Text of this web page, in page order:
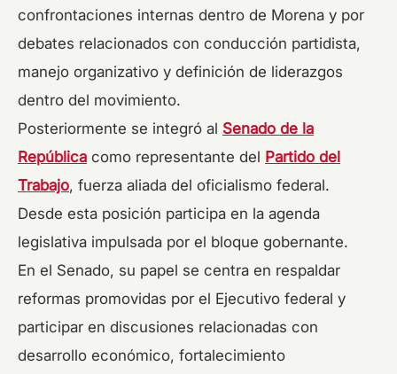
confrontaciones internas dentro de Morena y por
debates relacionados con conducción partidista,
manejo organizativo y definición de liderazgos
dentro del movimiento.
Posteriormente se integró al Senado de la
República como representante del Partido del
Trabajo, fuerza aliada del oficialismo federal.
Desde esta posición participa en la agenda
legislativa impulsada por el bloque gobernante.
En el Senado, su papel se centra en respaldar
reformas promovidas por el Ejecutivo federal y
participar en discusiones relacionadas con
desarrollo económico, fortalecimiento